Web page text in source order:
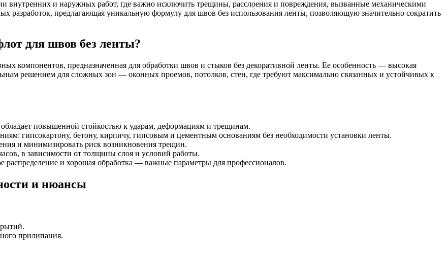
внутренних и наружных работ, где важно исключить трещины, расслоения и повреждения, вызванные механическими
предлагающая уникальную формулу для швов без использования ленты, позволяющую значительно сократить
для швов без ленты?
компонентов, предназначенная для обработки швов и стыков без декоративной ленты. Ее особенность — высокая
решением для сложных зон — оконных проемов, потолков, стен, где требуют максимально связанных и устойчивых к
повышенной стойкостью к ударам, деформациям и трещинам.
гипсокартону, бетону, кирпичу, гипсовым и цементным основаниям без необходимости установки ленты.
и минимизировать риск возникновения трещин.
в зависимости от толщины слоя и условий работы.
распределение и хорошая обработка — важные параметры для профессионалов.
и нюансы
прилипания.